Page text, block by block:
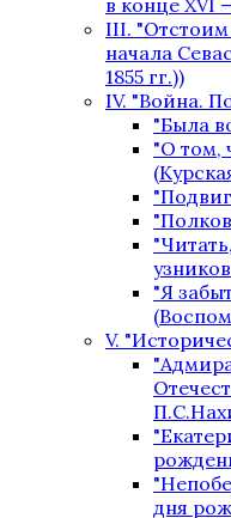
III. "Отстоим
начала
1855 гг.))
IV. "Война.
"Была
"О том,
"Я
V.
дня